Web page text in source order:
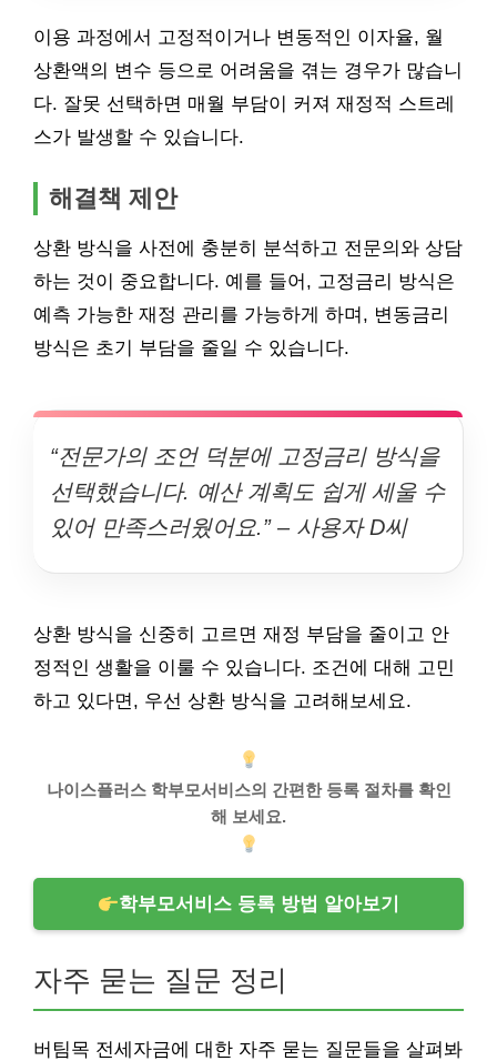
이용 과정에서 고정적이거나 변동적인 이자율, 월
상환액의 변수 등으로 어려움을 겪는 경우가 많습니
다. 잘못 선택하면 매월 부담이 커져 재정적 스트레
스가 발생할 수 있습니다.
해결책 제안
상환 방식을 사전에 충분히 분석하고 전문의와 상담
하는 것이 중요합니다. 예를 들어, 고정금리 방식은
예측 가능한 재정 관리를 가능하게 하며, 변동금리
방식은 초기 부담을 줄일 수 있습니다.
“전문가의 조언 덕분에 고정금리 방식을
선택했습니다. 예산 계획도 쉽게 세울 수
있어 만족스러웠어요.” – 사용자 D씨
상환 방식을 신중히 고르면 재정 부담을 줄이고 안
정적인 생활을 이룰 수 있습니다. 조건에 대해 고민
하고 있다면, 우선 상환 방식을 고려해보세요.
나이스플러스 학부모서비스의 간편한 등록 절차를 확인
해 보세요.
학부모서비스 등록 방법 알아보기
자주 묻는 질문 정리
버팀목 전세자금에 대한 자주 묻는 질문들을 살펴봐